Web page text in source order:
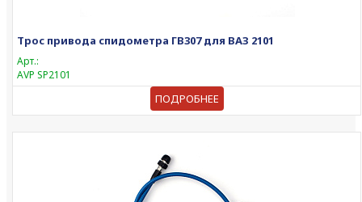
Трос привода спидометра ГВ307 для ВАЗ 2101
Арт.:
AVP SP2101
ПОДРОБНЕЕ